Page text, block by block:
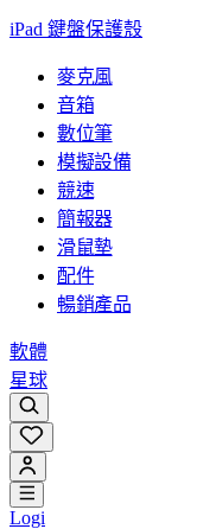
iPad 鍵盤保護殼
麥克風
音箱
數位筆
模擬設備
競速
簡報器
滑鼠墊
配件
暢銷產品
軟體
星球
Logi